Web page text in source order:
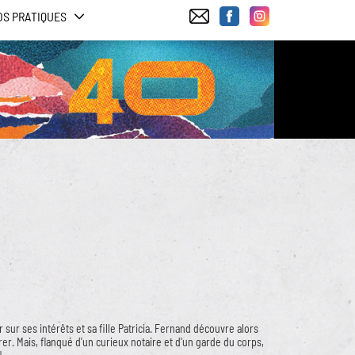
PRATIQUES
ses intérêts et sa fille Patricia. Fernand découvre alors
Mais, flanqué d'un curieux notaire et d'un garde du corps,